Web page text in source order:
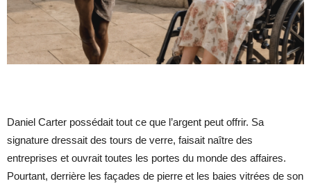
Daniel Carter possédait tout ce que l’argent peut offrir. Sa
signature dressait des tours de verre, faisait naître des
entreprises et ouvrait toutes les portes du monde des affaires.
Pourtant, derrière les façades de pierre et les baies vitrées de son